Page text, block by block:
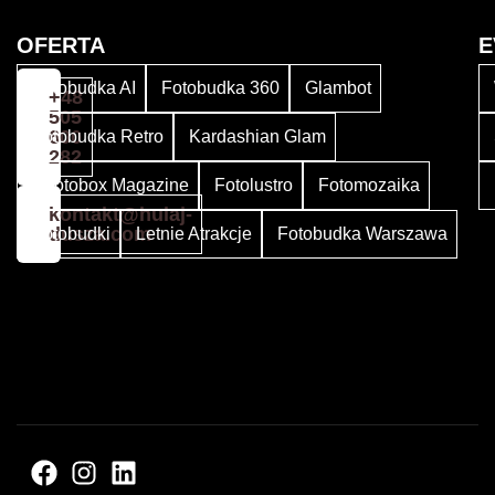
+48
505
600
282
kontakt@hulaj-
dusza.com
OFERTA
Fotobudka AI Fotobudka 360 Glambot
Fotobudka Retro Kardashian Glam
Photobox Magazine Fotolustro Fotomozaika
Fotobudki Letnie Atrakcje Fotobudka Warszawa